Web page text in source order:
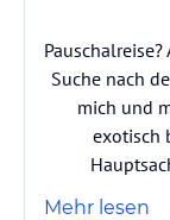
Suche nach
mich und
exotisch
Mehr lesen